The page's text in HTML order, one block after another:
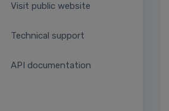
Visit public website
Technical support
API documentation